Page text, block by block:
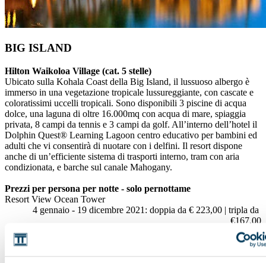
BIG ISLAND
Hilton Waikoloa Village (cat. 5 stelle)
Ubicato sulla Kohala Coast della Big Island, il lussuoso albergo è
immerso in una vegetazione tropicale lussureggiante, con cascate e
coloratissimi uccelli tropicali. Sono disponibili 3 piscine di acqua
dolce, una laguna di oltre 16.000mq con acqua di mare, spiaggia
privata, 8 campi da tennis e 3 campi da golf. All’interno dell’hotel il
Dolphin Quest® Learning Lagoon centro educativo per bambini ed
adulti che vi consentirà di nuotare con i delfini. Il resort dispone
anche di un’efficiente sistema di trasporti interno, tram con aria
condizionata, e barche sul canale Mahogany.
Prezzi per persona per notte - solo pernottame
Resort View Ocean Tower
4 gennaio - 19 dicembre 2021: doppia da € 223,00 | tripla da
€167,00
Resort fee obbligatorie $42.00/giorno a camera da pagare localmente